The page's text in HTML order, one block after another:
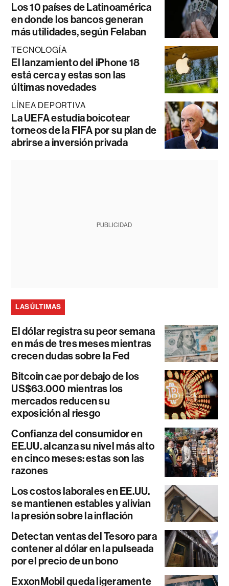
Los 10 países de Latinoamérica
en donde los bancos generan
más utilidades, según Felaban
TECNOLOGÍA
El lanzamiento del iPhone 18
está cerca y estas son las
últimas novedades
LÍNEA DEPORTIVA
La UEFA estudia boicotear
torneos de la FIFA por su plan de
abrirse a inversión privada
PUBLICIDAD
LAS ÚLTIMAS
El dólar registra su peor semana
en más de tres meses mientras
crecen dudas sobre la Fed
Bitcoin cae por debajo de los
US$63.000 mientras los
mercados reducen su
exposición al riesgo
Confianza del consumidor en
EE.UU. alcanza su nivel más alto
en cinco meses: estas son las
razones
Los costos laborales en EE.UU.
se mantienen estables y alivian
la presión sobre la inflación
Detectan ventas del Tesoro para
contener al dólar en la pulseada
por el precio de un bono
ExxonMobil queda ligeramente